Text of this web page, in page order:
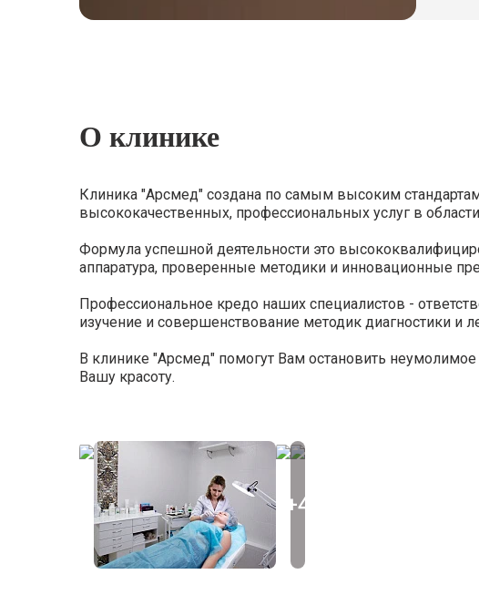
О клинике
Клиника "Арсмед" создана по самым высоким
высококачественных, профессиональных услуг в
Формула успешной деятельности это
аппаратура, проверенные методики и инновационные
Профессиональное кредо наших специалистов -
изучение и совершенствование методик диагностики и
В клинике "Арсмед" помогут Вам остановить
Вашу красоту.
+4